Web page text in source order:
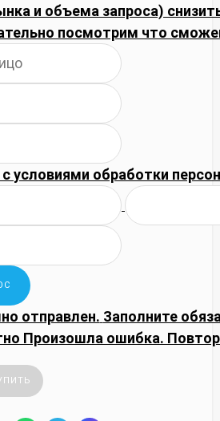
и объема запроса)
посмотрим что
условиями обработки
отправлен. Заполните
Произошла ошибка.